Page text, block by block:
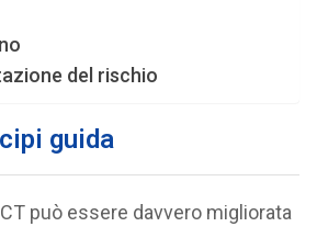
del rischio
guida
può essere davvero migliorata